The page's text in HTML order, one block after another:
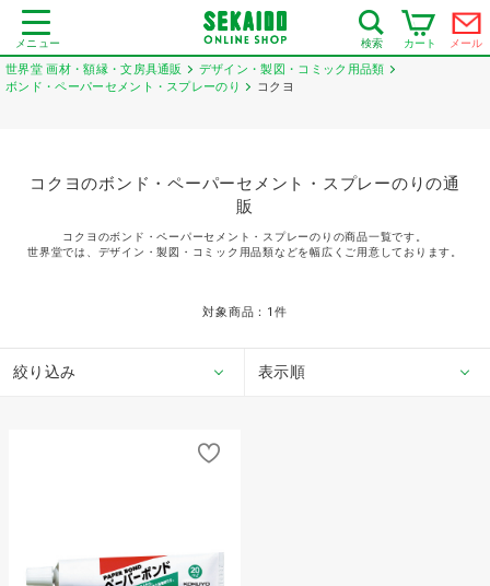
メニュー 検索 カート メール
世界堂 画材・額縁・文房具通販
デザイン・製図・コミック用品類
ボンド・ペーパーセメント・スプレーのり
コクヨ
コクヨのボンド・ペーパーセメント・スプレーのりの通
販
コクヨのボンド・ペーパーセメント・スプレーのりの商品一覧です。
世界堂では、デザイン・製図・コミック用品類などを幅広くご用意しております。
対象商品： 1 件
絞り込み 表示順